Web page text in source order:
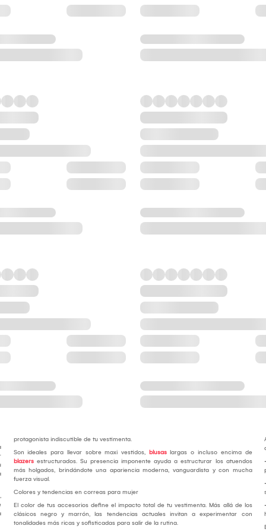
protagonista indiscutible de tu vestimenta.
Son ideales para llevar sobre maxi vestidos,
blusaslargas o incluso encima de
blazersestructurados. Su presencia imponente ayuda a estructurar los atuendos
más holgados, brindándote una apariencia moderna, vanguardista y con mucha
fuerza visual.
Colores y tendencias en correas para mujer
El color de tus accesorios define el impacto total de tu vestimenta. Más allá de los
clásicos negro y marrón, las tendencias actuales invitan a experimentar con
tonalidades más ricas y sofisticadas para salir de la rutina.